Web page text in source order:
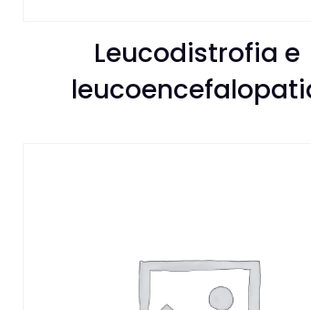
Leucodistrofia e